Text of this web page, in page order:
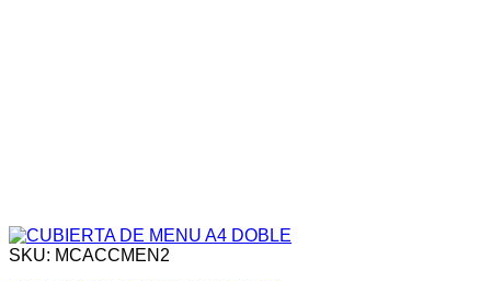
SKU: MCACCMEN2